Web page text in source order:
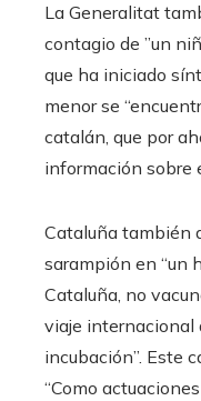
La Generalitat
contagio de ”un
que ha iniciado
menor se
catalán, que por
información sobre
Cataluña también
sarampión en “un
Cataluña, no
viaje internacional
incubación”. Este
“Como